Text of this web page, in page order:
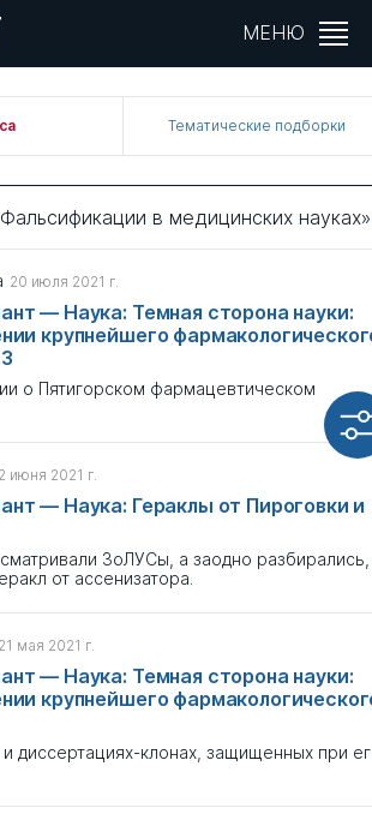
МЕНЮ
Тематические подборки
в медицинских науках»
20 июля 2021 г.
— Наука: Темная сторона науки:
крупнейшего
о Пятигорском фармацевтическом
2 июня 2021 г.
— Наука: Гераклы от Пироговки и
ЗоЛУСы, а заодно разбирались,
от ассенизатора.
21 мая 2021 г.
— Наука: Темная сторона науки:
крупнейшего
диссертациях-клонах, защищенных при
в ...
-